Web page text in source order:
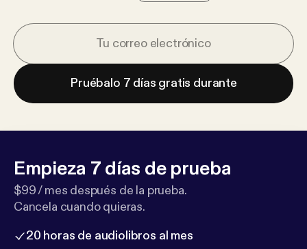
Pruébalo 7 días gratis durante
Empieza 7 días de prueba
$99 / mes después de la prueba.
Cancela cuando quieras.
20 horas de audiolibros al mes